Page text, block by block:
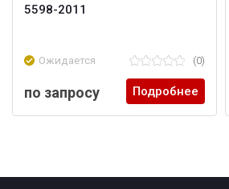
5598-2011
Ожидается (0)
по запросу Подробнее